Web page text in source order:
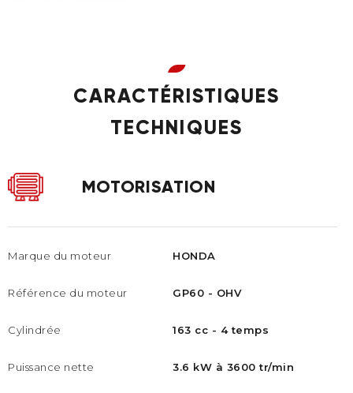
CARACTÉRISTIQUES
TECHNIQUES
MOTORISATION
Marque du moteur
Référence du moteur
Cylindrée
Puissance nette
HONDA
GP60 - OHV
163 cc - 4 temps
3.6 kW à 3600 tr/min